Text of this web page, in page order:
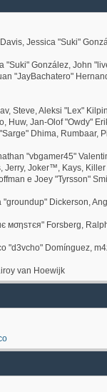
Jessica "Suki"
"Suki" González, John
"JayBachatero"
Steve, Aleksi "Lex"
Huw, Jan-Olof "Owdy"
Dhima,
"vbgamer45"
Jerry, Joker™, Kays,
e Joey "Tyrsson"
"groundup" Dickerson,
мσηѕтєя" Forsberg,
"d3vcho" Domínguez,
van Hoewijk